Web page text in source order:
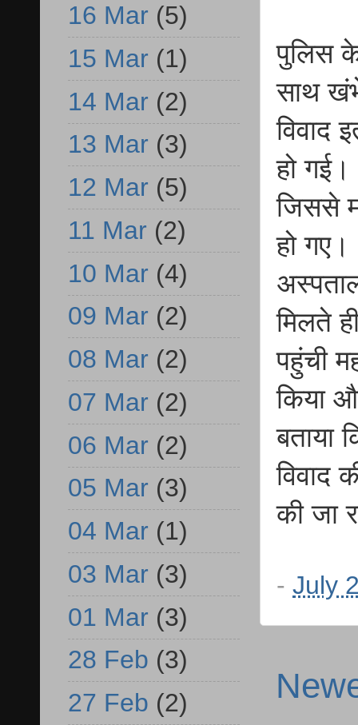
पुलिस
साथ
विवाद
हो गई।
जिससे
हो
मिलते
पहुंची
किया
बताया
विवाद
की जा
- July
16 Mar (5)
15 Mar (1)
14 Mar (2)
13 Mar (3)
12 Mar (5)
11 Mar (2)
10 Mar (4)
09 Mar (2)
08 Mar (2)
07 Mar (2)
06 Mar (2)
05 Mar (3)
04 Mar (1)
03 Mar (3)
01 Mar (3)
28 Feb (3)
27 Feb (2)